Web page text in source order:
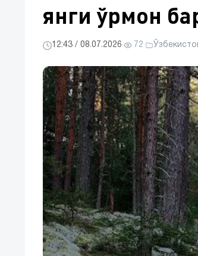
янги ўрмон
12:43 / 08.07.2026· 72·